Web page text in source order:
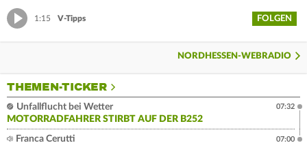
1:15 V-Tipps FOLGEN
NORDHESSEN-WEBRADIO
THEMEN-TICKER
Unfallflucht bei Wetter
MOTORRADFAHRER STIRBT AUF DER B252
07:32
Franca Cerutti
07:00